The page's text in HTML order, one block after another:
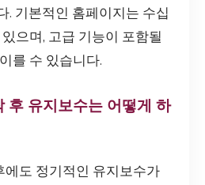
. 기본적인 홈페이지는 수십
으며, 고급 기능이 포함될
를 수 있습니다.
후 유지보수는 어떻게 하
에도 정기적인 유지보수가